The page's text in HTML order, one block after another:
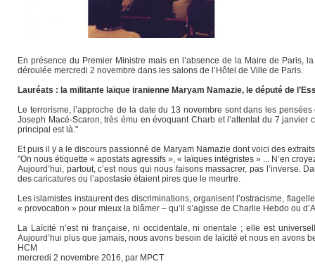
En présence du Premier Ministre mais en l’absence de la Maire de Paris,
déroulée mercredi 2 novembre dans les salons de l’Hôtel de Ville de Paris.
Lauréats : la militante laïque iranienne Maryam Namazie, le député de
Le terrorisme, l’approche de la date du 13 novembre sont dans les
Joseph Macé-Scaron, très ému en évoquant Charb et l’attentat du 7
principal est là."
Et puis il y a le discours passionné de Maryam Namazie dont voici des
"On nous étiquette « apostats agressifs », « laïques intégristes » ... N’en
Aujourd’hui, partout, c’est nous qui nous faisons massacrer, pas l’inverse.
des caricatures ou l’apostasie étaient pires que le meurtre.
Les islamistes instaurent des discriminations, organisent l’ostracisme,
« provocation » pour mieux la blâmer – qu’il s’agisse de Charlie Hebdo ou
La Laïcité n’est ni française, ni occidentale, ni orientale ; elle est
Aujourd’hui plus que jamais, nous avons besoin de laïcité et nous en avons
HCM
mercredi 2 novembre 2016, par MPCT